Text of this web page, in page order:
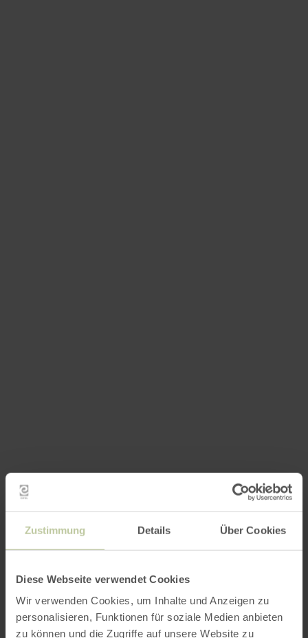
Zustimmung Details Über Cookies
Diese Webseite verwendet Cookies
Wir verwenden Cookies, um Inhalte und Anzeigen zu
personalisieren, Funktionen für soziale Medien anbieten
zu können und die Zugriffe auf unsere Website zu